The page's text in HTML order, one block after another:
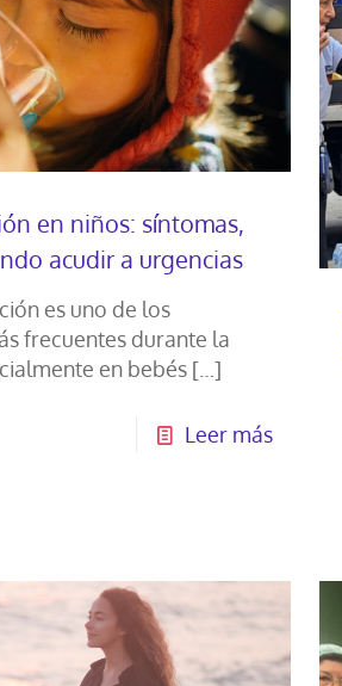
en niños: síntomas,
acudir a urgencias
es uno de los
frecuentes durante la
en bebés[…]
Leer más